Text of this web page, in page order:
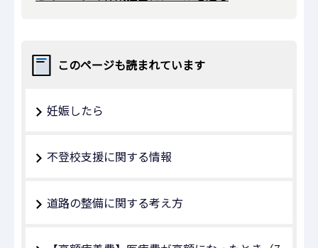
このページも読まれています
妊娠したら
不登校支援に関する情報
道路の整備に関する考え方